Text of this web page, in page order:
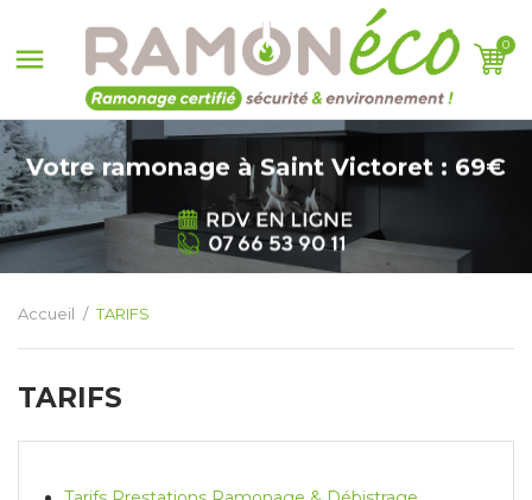
 0
Votre ramonage à Saint Victoret : 69€
Accueil TARIFS
TARIFS